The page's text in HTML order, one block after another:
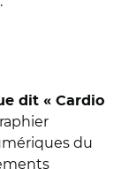
dit « Cardio
du